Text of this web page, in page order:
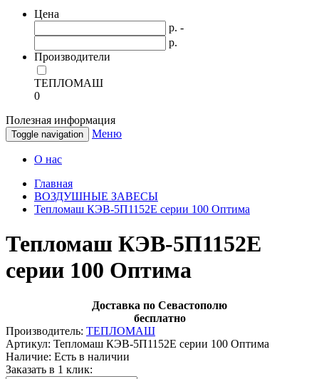
Цена
р. -
р.
Производители
ТЕПЛОМАШ
0
Полезная информация
Toggle navigation Меню
О нас
Главная
ВОЗДУШНЫЕ ЗАВЕСЫ
Тепломаш КЭВ-5П1152Е серии 100 Оптима
Тепломаш КЭВ-5П1152Е
серии 100 Оптима
Доставка по Севастополю
бесплатно
Производитель: ТЕПЛОМАШ
Артикул: Тепломаш КЭВ-5П1152Е серии 100 Оптима
Наличие: Есть в наличии
Заказать в 1 клик: